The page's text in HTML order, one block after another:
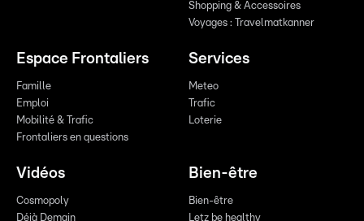
Shopping & Accessoires
Voyages : Travelmatkanner
Espace Frontaliers
Famille
Emploi
Mobilité & Trafic
Frontaliers en questions
Services
Meteo
Trafic
Loterie
Vidéos
Cosmopoly
Déjà Demain
Bien-être
Bien-être
Letz be healthy